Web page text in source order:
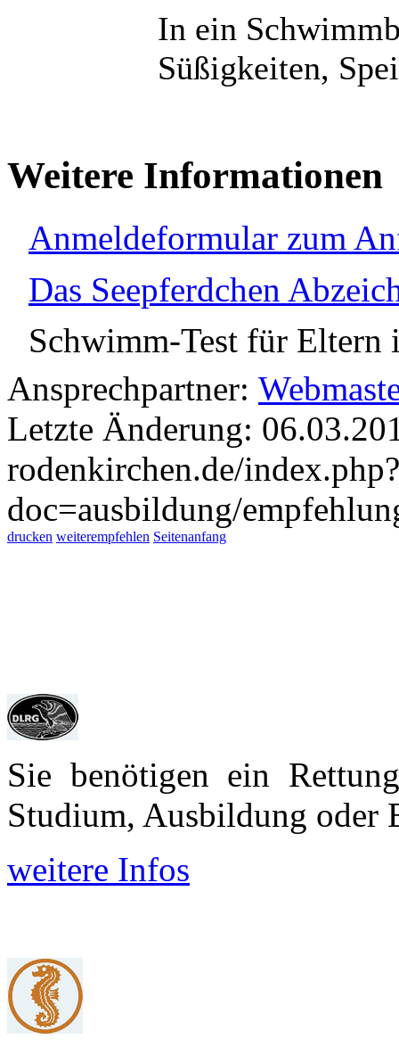
In ein
Süßigkeiten,
Weitere Informationen
Anmeldeformular zum
Das Seepferdchen
Schwimm-Test für
Ansprechpartner:
Letzte Änderung:
rodenkirchen.de/index.php?
doc=ausbildung/
drucken weiterempfehlen Seitenanfang
Sie benötigen ein
Studium, Aus­bildung oder
weitere Infos